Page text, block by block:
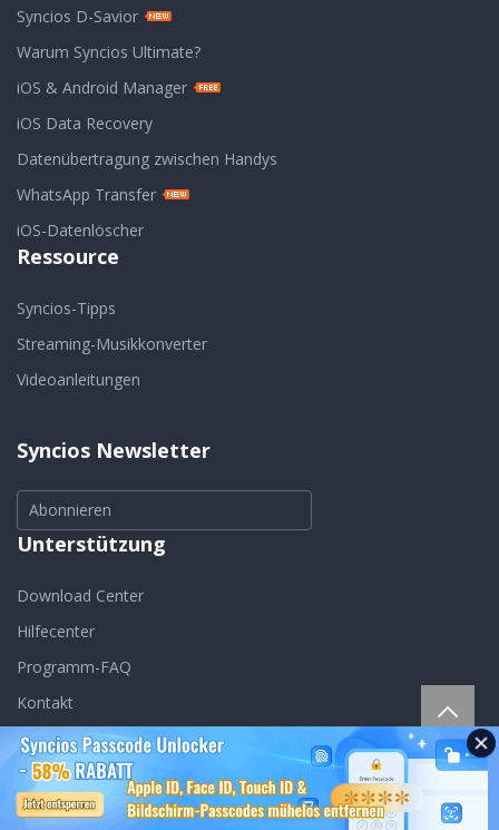
Syncios D-Savior
Warum Syncios Ultimate?
iOS & Android Manager
iOS Data Recovery
Datenübertragung zwischen Handys
WhatsApp Transfer
iOS-Datenlöscher
Ressource
Syncios-Tipps
Streaming-Musikkonverter
Videoanleitungen
Syncios Newsletter
Abonnieren
Unterstützung
Download Center
Hilfecenter
Programm-FAQ
Kontakt
Sprache